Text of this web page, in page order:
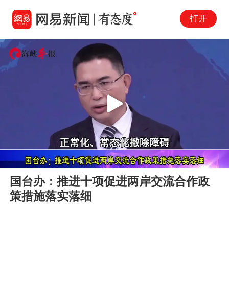
打开
00:00 01:02
Play
国台办：推进十项促进两岸交流合作政
策措施落实落细